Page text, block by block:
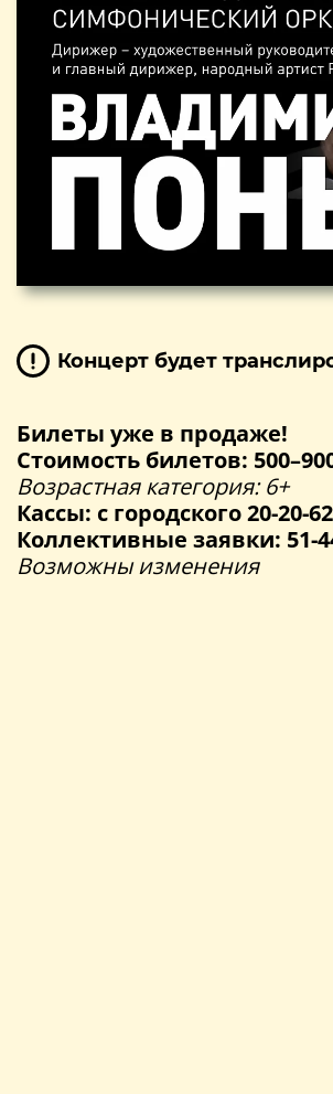
Концерт будет
Билеты уже в продаже!
Стоимость билетов:
Возрастная категория: 6+
Кассы: с городского 20-20-
Коллективные заявки: 51-
Возможны изменения